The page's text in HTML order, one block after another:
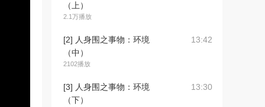
（上）
2.1万播放
[2] 人身围之事物：环境
（中）
2102播放
13:42
[3] 人身围之事物：环境
（下）
13:30